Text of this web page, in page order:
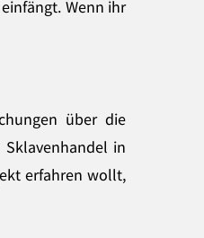
Wenn ihr
über die
in
erfahren wollt,